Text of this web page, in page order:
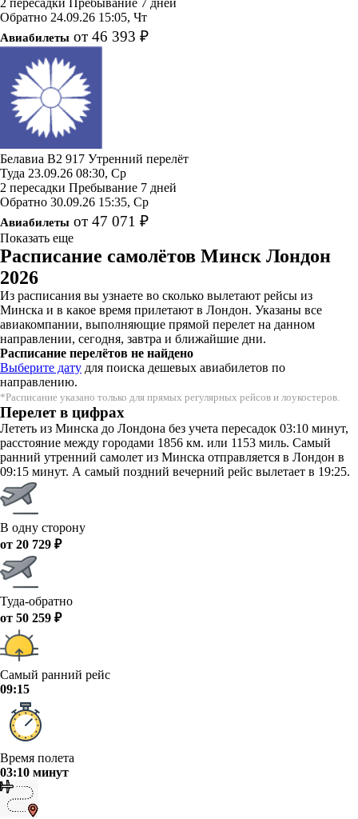
Обратно 24.09.26 15:05, Чт
Авиабилеты от 46 393 ₽
Белавиа B2 917 Утренний перелёт
Туда 23.09.26 08:30, Ср
2 пересадки Пребывание 7 дней
Обратно 30.09.26 15:35, Ср
Авиабилеты от 47 071 ₽
Показать еще
Расписание самолётов Минск Лондон
2026
Из расписания вы узнаете во сколько вылетают рейсы из
Минска и в какое время прилетают в Лондон. Указаны все
авиакомпании, выполняющие прямой перелет на данном
направлении, сегодня, завтра и ближайшие дни.
Расписание перелётов не найдено
Выберите дату для поиска дешевых авиабилетов по
направлению.
*Расписание указано только для прямых регулярных рейсов и лоукостеров.
Перелет в цифрах
Лететь из Минска до Лондона без учета пересадок 03:10 минут,
расстояние между городами 1856 км. или 1153 миль. Самый
ранний утренний самолет из Минска отправляется в Лондон в
09:15 минут. А самый поздний вечерний рейс вылетает в 19:25.
В одну сторону
от 20 729 ₽
Туда-обратно
от 50 259 ₽
Самый ранний рейс
09:15
Время полета
03:10 минут